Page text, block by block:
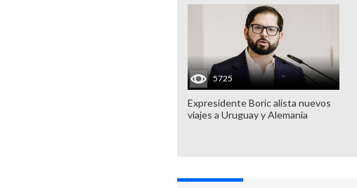
5725
Expresidente Boric alista nuevos
viajes a Uruguay y Alemania